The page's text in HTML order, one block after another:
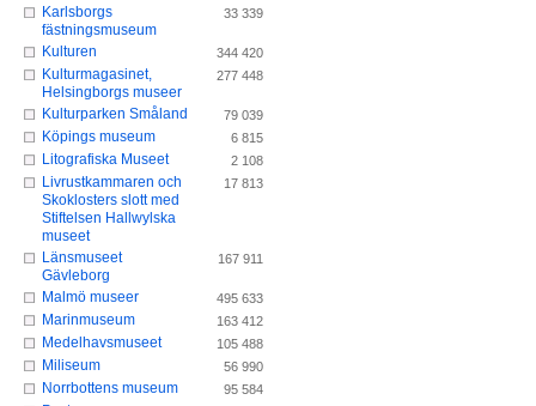
Karlsborgs
fästningsmuseum
33 339
Kulturen 344 420
Kulturmagasinet,
Helsingborgs museer
277 448
Kulturparken Småland 79 039
Köpings museum 6 815
Litografiska Museet 2 108
Livrustkammaren och
Skoklosters slott med
Stiftelsen Hallwylska
museet
17 813
Länsmuseet
Gävleborg
167 911
Malmö museer 495 633
Marinmuseum 163 412
Medelhavsmuseet 105 488
Miliseum 56 990
Norrbottens museum 95 584